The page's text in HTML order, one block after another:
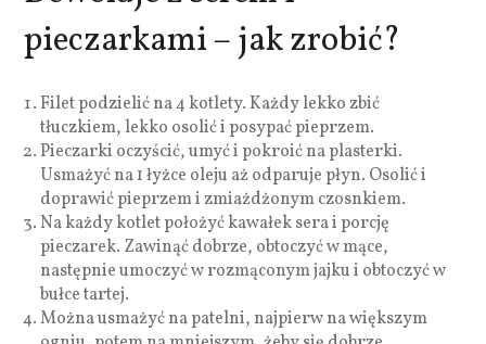
pieczarkami – jak zrobić?
Filet podzielić na 4 kotlety. Każdy lekko zbić
tłuczkiem, lekko osolić i posypać pieprzem.
Pieczarki oczyścić, umyć i pokroić na plasterki.
Usmażyć na 1 łyżce oleju aż odparuje płyn. Osolić i
doprawić pieprzem i zmiażdżonym czosnkiem.
Na każdy kotlet położyć kawałek sera i porcję
pieczarek. Zawinąć dobrze, obtoczyć w mące,
następnie umoczyć w rozmąconym jajku i obtoczyć w
bułce tartej.
Można usmażyć na patelni, najpierw na większym